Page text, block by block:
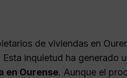
de viviendas en
inquietud ha generado
en Ourense. Aunque el